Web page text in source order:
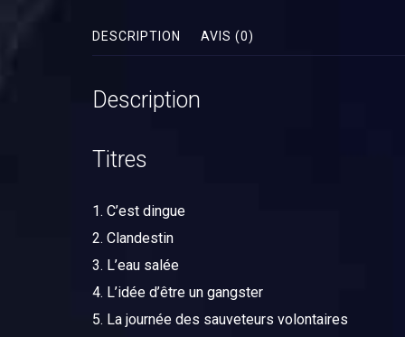
DESCRIPTION AVIS (0)
Description
Titres
C’est dingue
Clandestin
L’eau salée
L’idée d’être un gangster
La journée des sauveteurs volontaires